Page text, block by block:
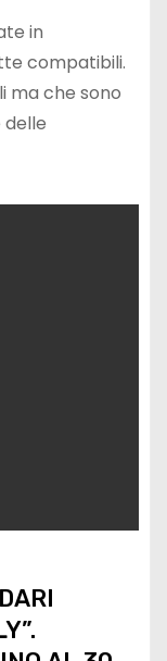
in
compatibili.
ma che sono